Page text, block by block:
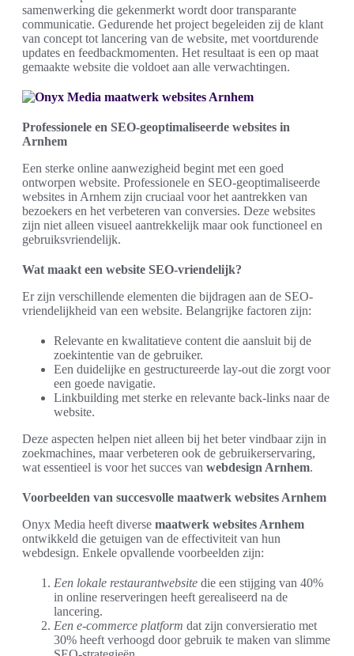
samenwerking die gekenmerkt wordt door transparante
communicatie. Gedurende het project begeleiden zij de klant
van concept tot lancering van de website, met voortdurende
updates en feedbackmomenten. Het resultaat is een op maat
gemaakte website die voldoet aan alle verwachtingen.
Professionele en SEO-geoptimaliseerde websites in
Arnhem
Een sterke online aanwezigheid begint met een goed
ontworpen website. Professionele en SEO-geoptimaliseerde
websites in Arnhem zijn cruciaal voor het aantrekken van
bezoekers en het verbeteren van conversies. Deze websites
zijn niet alleen visueel aantrekkelijk maar ook functioneel en
gebruiksvriendelijk.
Wat maakt een website SEO-vriendelijk?
Er zijn verschillende elementen die bijdragen aan de SEO-
vriendelijkheid van een website. Belangrijke factoren zijn:
Relevante en kwalitatieve content die aansluit bij de
zoekintentie van de gebruiker.
Een duidelijke en gestructureerde lay-out die zorgt voor
een goede navigatie.
Linkbuilding met sterke en relevante back-links naar de
website.
Deze aspecten helpen niet alleen bij het beter vindbaar zijn in
zoekmachines, maar verbeteren ook de gebruikerservaring,
wat essentieel is voor het succes van webdesign Arnhem.
Voorbeelden van succesvolle maatwerk websites Arnhem
Onyx Media heeft diverse maatwerk websites Arnhem
ontwikkeld die getuigen van de effectiviteit van hun
webdesign. Enkele opvallende voorbeelden zijn:
Een lokale restaurantwebsite die een stijging van 40%
in online reserveringen heeft gerealiseerd na de
lancering.
Een e-commerce platform dat zijn conversieratio met
30% heeft verhoogd door gebruik te maken van slimme